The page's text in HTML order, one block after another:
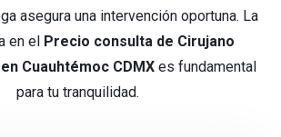
asegura una intervención oportuna. La
en el Precio consulta de Cirujano
Cuauhtémoc CDMXes fundamental
para tu tranquilidad.